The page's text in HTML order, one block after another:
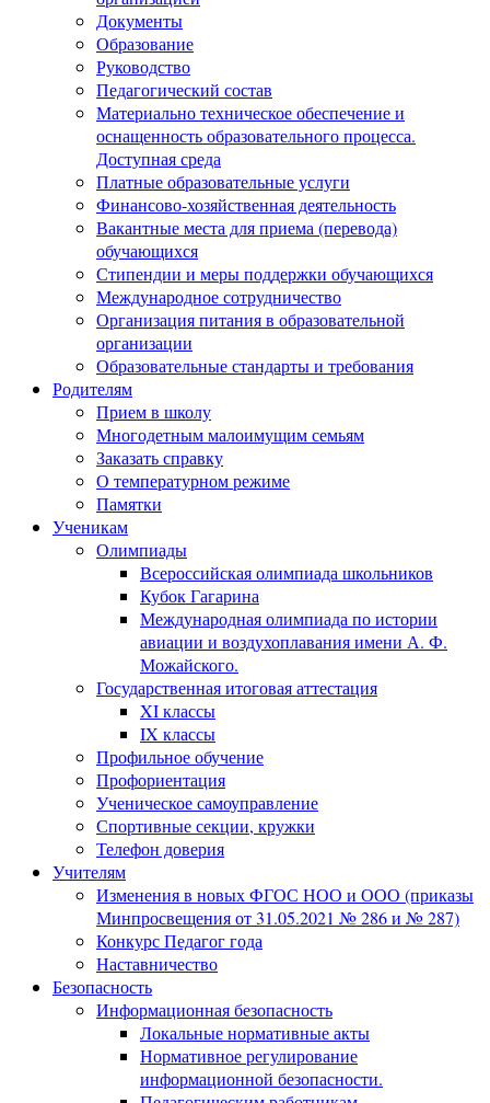
Документы
Образование
Руководство
Педагогический состав
Материально техническое обеспечение и
оснащенность образовательного процесса.
Доступная среда
Платные образовательные услуги
Финансово-хозяйственная деятельность
Вакантные места для приема (перевода)
обучающихся
Стипендии и меры поддержки обучающихся
Международное сотрудничество
Организация питания в образовательной
организации
Образовательные стандарты и требования
Родителям
Прием в школу
Многодетным малоимущим семьям
Заказать справку
О температурном режиме
Памятки
Ученикам
Олимпиады
Всероссийская олимпиада школьников
Кубок Гагарина
Международная олимпиада по истории
авиации и воздухоплавания имени А. Ф.
Можайского.
Государственная итоговая аттестация
XI классы
IX классы
Профильное обучение
Профориентация
Ученическое самоуправление
Спортивные секции, кружки
Телефон доверия
Учителям
Изменения в новых ФГОС НОО и ООО (приказы
Минпросвещения от 31.05.2021 № 286 и № 287)
Конкурс Педагог года
Наставничество
Безопасность
Информационная безопасность
Локальные нормативные акты
Нормативное регулирование
информационной безопасности.